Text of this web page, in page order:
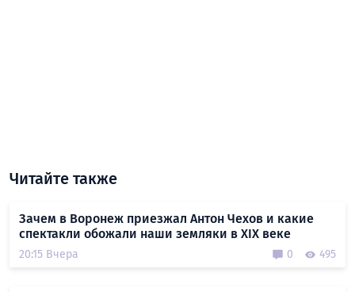
Читайте также
Зачем в Воронеж приезжал Антон Чехов и какие
спектакли обожали наши земляки в XIX веке
20:15 Вчера 0 495